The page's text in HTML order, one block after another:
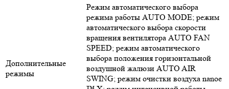
Дополнительные
режимы
Режим автоматического выбора
режима работы AUTO MODE; режим
автоматического выбора скорости
вращения вентилятора AUTO FAN
SPEED; режим автоматического
выбора положения горизонтальной
воздушной жалюзи AUTO AIR
SWING; режим очистки воздуха nanoe